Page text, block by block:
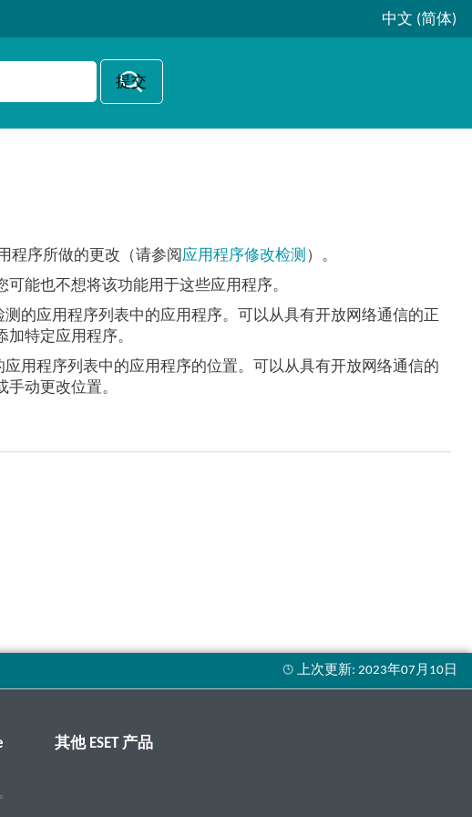
中文 (简体)
程序所做的更改（请参阅 应用程序修改检测 ）。
能也不想将该功能用于这些应用程序。
的应用程序列表中的应用程序。可以从具有开放网络通信的正
特定应用程序。
用程序列表中的应用程序的位置。可以从具有开放网络通信的
动更改位置。
其他 ESET 产品